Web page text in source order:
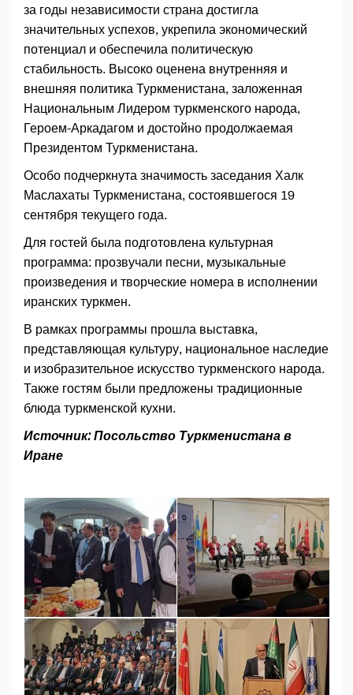
за годы независимости страна достигла
значительных успехов, укрепила экономический
потенциал и обеспечила политическую
стабильность. Высоко оценена внутренняя и
внешняя политика Туркменистана, заложенная
Национальным Лидером туркменского народа,
Героем-Аркадагом и достойно продолжаемая
Президентом Туркменистана.
Особо подчеркнута значимость заседания Халк
Маслахаты Туркменистана, состоявшегося 19
сентября текущего года.
Для гостей была подготовлена культурная
программа: прозвучали песни, музыкальные
произведения и творческие номера в исполнении
иранских туркмен.
В рамках программы прошла выставка,
представляющая культуру, национальное наследие
и изобразительное искусство туркменского народа.
Также гостям были предложены традиционные
блюда туркменской кухни.
Источник: Посольство Туркменистана в
Иране